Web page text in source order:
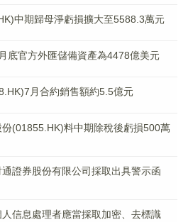
中期歸母淨虧損擴大至5588.3萬元
底官方外匯儲備資產為4478億美元
月合約銷售額約5.5億元
份(01855.HK)料中期除稅後虧損500萬
證券股份有限公司採取出具警示函
信息處理者應當採取加密、去標識